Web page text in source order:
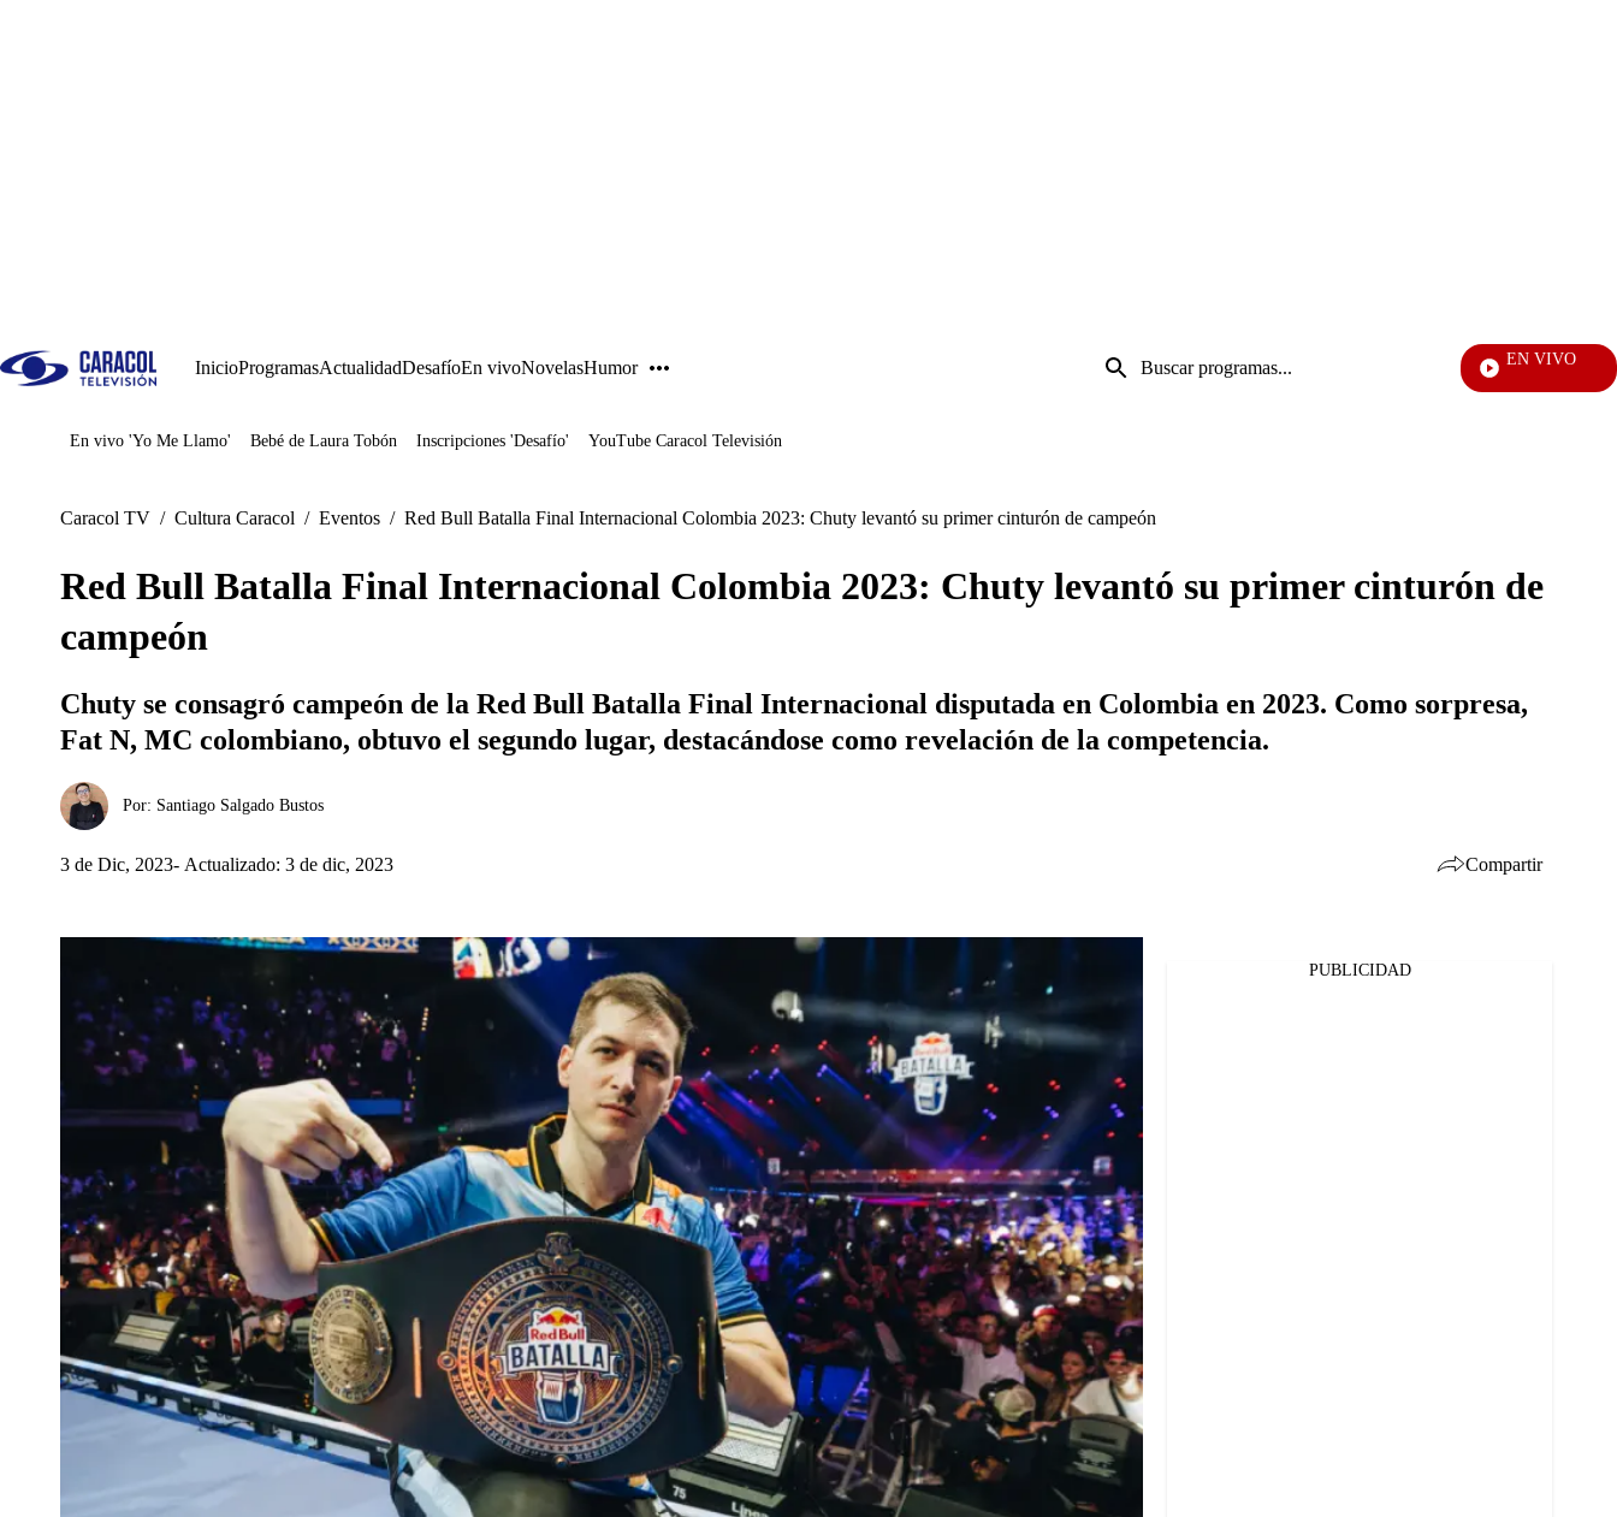
InicioProgramasActualidadDesafíoEn vivoNovelasHumor
Entrada
de
EN VIVO
Juegos
En vivo 'Yo Me Llamo' Bebé de Laura Tobón Inscripciones 'Desafío' YouTube Caracol Televisión
Caracol TV / Cultura Caracol / Eventos / Red Bull Batalla Final Internacional Colombia 2023: Chuty levantó su primer cinturón de campeón
Red Bull Batalla Final Internacional Colombia 2023: Chuty levantó su primer cinturón de
campeón
Chuty se consagró campeón de la Red Bull Batalla Final Internacional disputada en Colombia en 2023. Como sorpresa,
Fat N, MC colombiano, obtuvo el segundo lugar, destacándose como revelación de la competencia.
Por: Santiago Salgado Bustos
3 de Dic, 2023 Actualizado: 3 de dic, 2023 Compartir
PUBLICIDAD